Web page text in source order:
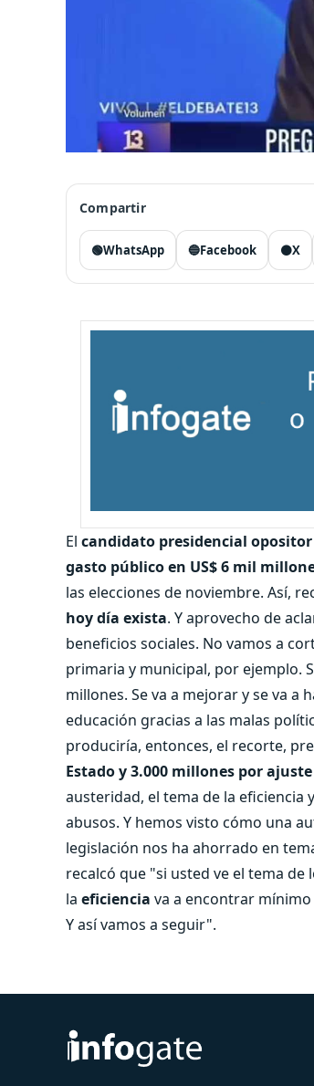
Compartir
🟢WhatsApp 🔵Facebook ⚫X
El candidato presidencial
gasto público en US$ 6 mil
las elecciones de noviembre. Así,
hoy día exista. Y aprovecho de
beneficios sociales. No vamos a
primaria y municipal, por ejemplo.
millones. Se va a mejorar y se va a
educación gracias a las malas
produciría, entonces, el recorte,
Estado y 3.000 millones por
austeridad, el tema de la eficiencia
abusos. Y hemos visto cómo una
legislación nos ha ahorrado en
recalcó que "si usted ve el tema de
la eficiencia va a encontrar mínimo
Y así vamos a seguir".